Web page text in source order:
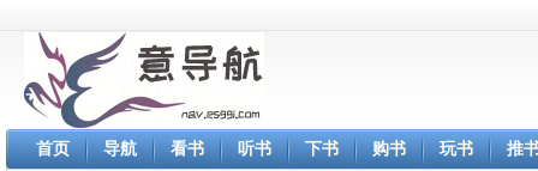
首页 导航 看书 听书 下书 购书 玩书 推